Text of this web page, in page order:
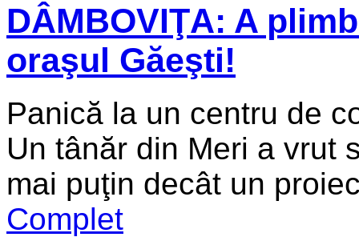
DÂMBOVIŢA: A
oraşul Găeşti!
Panică la un centru de
Un tânăr din Meri a vrut
mai puţin decât un
Complet